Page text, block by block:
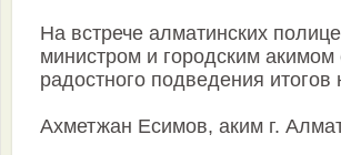
На встрече алматинских
министром и городским акимом
радостного подведения итогов
Ахметжан Есимов, аким г.